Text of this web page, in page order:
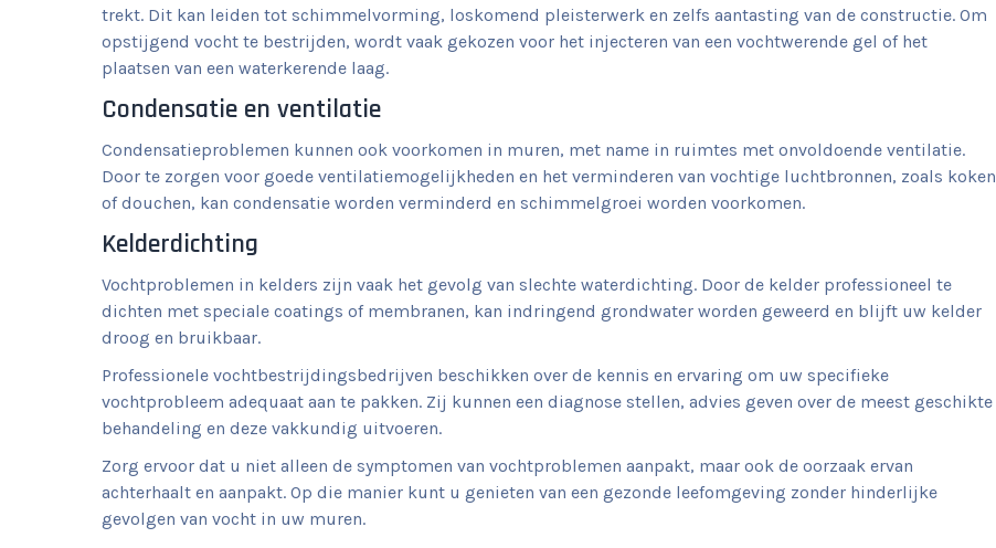
trekt. Dit kan leiden tot schimmelvorming, loskomend pleisterwerk en zelfs aantasting van de constructie. Om
opstijgend vocht te bestrijden, wordt vaak gekozen voor het injecteren van een vochtwerende gel of het
plaatsen van een waterkerende laag.
Condensatie en ventilatie
Condensatieproblemen kunnen ook voorkomen in muren, met name in ruimtes met onvoldoende ventilatie.
Door te zorgen voor goede ventilatiemogelijkheden en het verminderen van vochtige luchtbronnen, zoals koken
of douchen, kan condensatie worden verminderd en schimmelgroei worden voorkomen.
Kelderdichting
Vochtproblemen in kelders zijn vaak het gevolg van slechte waterdichting. Door de kelder professioneel te
dichten met speciale coatings of membranen, kan indringend grondwater worden geweerd en blijft uw kelder
droog en bruikbaar.
Professionele vochtbestrijdingsbedrijven beschikken over de kennis en ervaring om uw specifieke
vochtprobleem adequaat aan te pakken. Zij kunnen een diagnose stellen, advies geven over de meest geschikte
behandeling en deze vakkundig uitvoeren.
Zorg ervoor dat u niet alleen de symptomen van vochtproblemen aanpakt, maar ook de oorzaak ervan
achterhaalt en aanpakt. Op die manier kunt u genieten van een gezonde leefomgeving zonder hinderlijke
gevolgen van vocht in uw muren.